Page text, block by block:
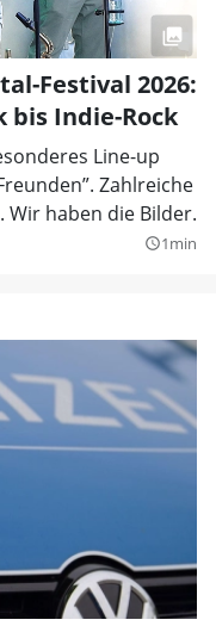
Festival 2026:
bis Indie-Rock
Line-up
Zahlreiche
Wir haben die Bilder.
query_builder1min